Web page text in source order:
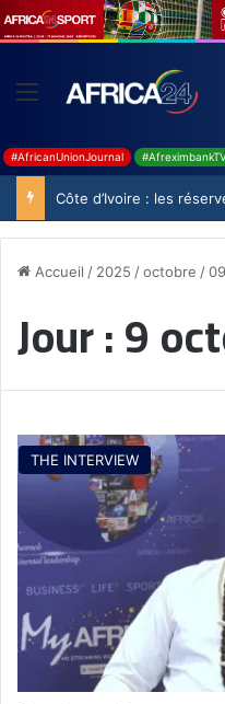
#AfricanUnionJournal
Accueil / 2025 /octobre /09
Jour :9
THE INTERVIEW